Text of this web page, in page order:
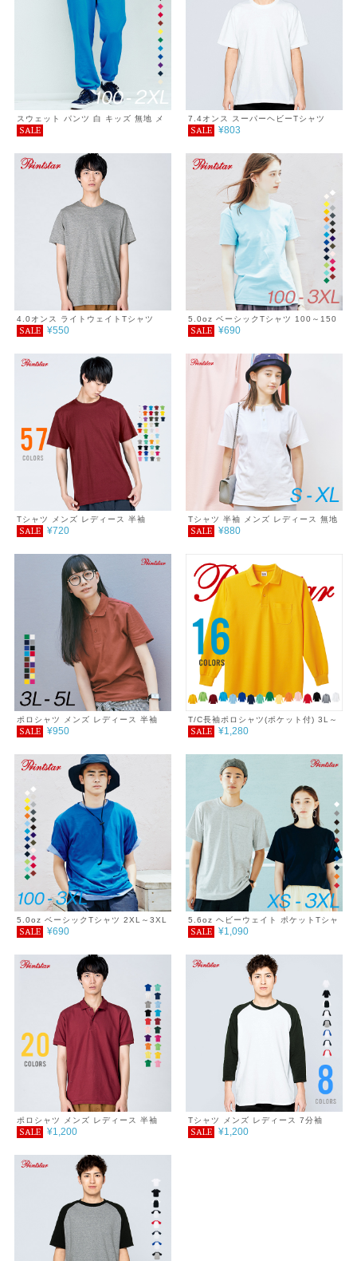
スウェット パンツ 白 キッズ 無地 メ
ンズ レディース 裏毛 ダンス シンプ
SALE
7.4オンス スーパーヘビーTシャツ
2XL
SALE ¥803
4.0オンス ライトウェイトTシャツ
XXL
SALE ¥550
5.0oz ベーシックTシャツ 100～150
SALE ¥690
Tシャツ メンズ レディース 半袖
5.6oz ヘビーウェイトTシャツ
SALE ¥720
Tシャツ 半袖 メンズ レディース 無地
ヘヴィーウェイト ヘンリーネックＴシ
SALE ¥880
ポロシャツ メンズ レディース 半袖
無地 シンプル おしゃれ 男女兼用 父
SALE ％OFF 白 クールビズ 制服 ユ
ニホーム polo shirt Printstar プリン
トスター サイズ 4.9oz 3L 4L 5L
SALE ¥950
T/C長袖ポロシャツ(ポケット付) 3L～
5L
SALE ¥1,280
5.0oz ベーシックTシャツ 2XL～3XL
SALE ¥690
5.6oz ヘビーウェイト ポケットTシャ
ツ 2XL～3XL
SALE ¥1,090
ポロシャツ メンズ レディース 半袖
5.8オンス T/Cポロシャツ(ポケット無
SALE ¥1,200
Tシャツ メンズ レディース 7分袖
5.6oz ヘビーウェイトベースボールT
SALE ¥1,200